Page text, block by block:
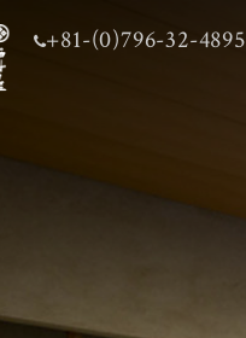
+81-(0)796-32-4895